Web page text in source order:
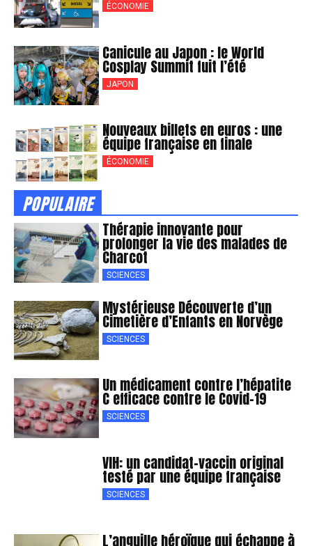
ÉCONOMIE
Canicule au Japon : le World
Cosplay Summit fuit l’été
JAPON
Nouveaux billets en euros : une
équipe française en finale
ÉCONOMIE
POPULAIRE
Thérapie innovante pour
prolonger la vie des malades de
Charcot
SCIENCES
Mystérieuse Découverte d’un
Cimetière d’Enfants en Norvège
SCIENCES
Un médicament contre l’hépatite
C efficace contre le Covid-19
SCIENCES
VIH: un candidat-vaccin original
testé par une équipe française
SCIENCES
L’anguille héroïque qui échappe à